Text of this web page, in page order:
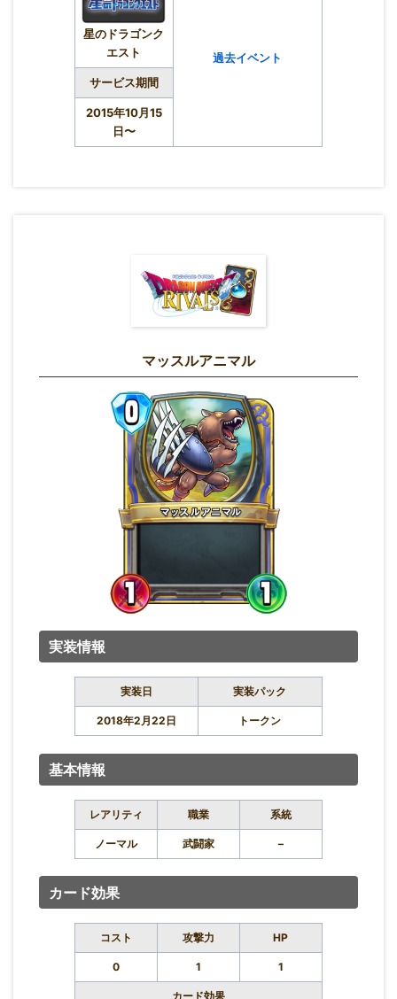
星のドラゴンク
エスト
過去イベント
サービス期間
2015年10月15
日〜
マッスルアニマル
実装情報
実装日 実装パック
2018年2月22日 トークン
基本情報
レアリティ 職業 系統
ノーマル 武闘家 –
カード効果
コスト 攻撃力 HP
0 1 1
カード効果